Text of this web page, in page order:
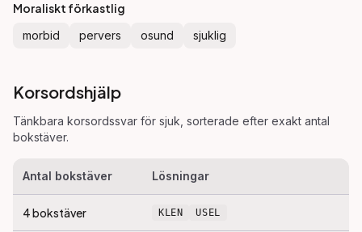
Moraliskt förkastlig
morbid pervers osund sjuklig
Korsordshjälp
Tänkbara korsordssvar för sjuk , sorterade efter exakt antal
bokstäver.
Antal bokstäver Lösningar
4bokstäver KLEN USEL